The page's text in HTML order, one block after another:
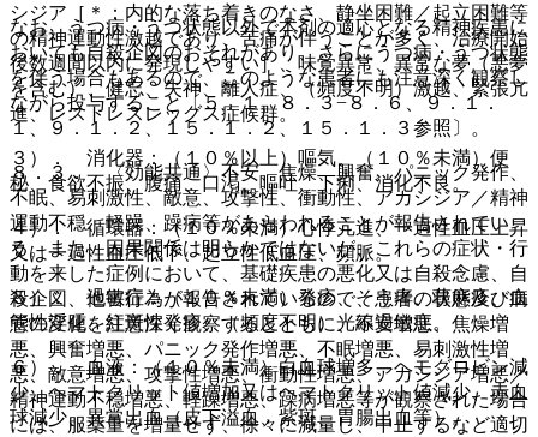
なお、うつ病・うつ状態以外で本剤の適応となる精神疾患に
おいても自殺企図のおそれがあり、さらにうつ病・うつ状態
を伴う場合もあるので、このような患者にも注意深く観察し
ながら投与すること〔５．１、８．３−８．６、９．１．
１、９．１．２、１５．１．２、１５．１．３参照〕。
８．３． 〈効能共通〉不安、焦燥、興奮、パニック発作、
不眠、易刺激性、敵意、攻撃性、衝動性、アカシジア／精神
運動不穏、軽躁、躁病等があらわれることが報告されてい
る。また、因果関係は明らかではないが、これらの症状・行
動を来した症例において、基礎疾患の悪化又は自殺念慮、自
殺企図、他害行為が報告されているので、患者の状態及び病
態の変化を注意深く観察するとともに、不安増悪、焦燥増
悪、興奮増悪、パニック発作増悪、不眠増悪、易刺激性増
悪、敵意増悪、攻撃性増悪、衝動性増悪、アカシジア増悪／
精神運動不穏増悪、軽躁増悪、躁病増悪等が観察された場合
には、服薬量を増量せず、徐々に減量し、中止するなど適切
シジア［＊：内的な落ち着きのなさ、静坐困難／起立困難等
の精神運動性激越であり、苦痛が伴うことが多く、治療開始
後数週間以内に発現しやすい］、味覚異常、異常な夢（悪夢
を含む）、健忘、失神、離人症、（頻度不明）激越、緊張亢
進、レストレスレッグス症候群。
３）． 消化器：（１０％以上）嘔気、（１０％未満）便
秘、食欲不振、腹痛、口渇、嘔吐、下痢、消化不良。
４）． 循環器：（１０％未満）心悸亢進、一過性血圧上昇
又は一過性血圧低下、起立性低血圧、頻脈。
５）． 過敏症：（１０％未満）発疹、そう痒、蕁麻疹、血
管性浮腫、紅斑性発疹、（頻度不明）光線過敏症。
６）． 血液：（１０％未満）白血球増多、ヘモグロビン減
少、ヘマトクリット値増加又はヘマトクリット値減少、赤血
球減少、異常出血（皮下溢血、紫斑、胃腸出血等）。